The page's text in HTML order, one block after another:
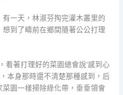
一天，林淑芬掏完灌木叢里的
到了疇前在鄉間隨著公公打理
看著打理好的菜園總會說‘感到心
本身那時還不清楚那種感到，后
菜園一樣掃除綠化帶，垂垂領會